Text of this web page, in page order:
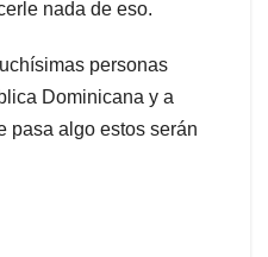
nada de eso.
personas
Dominicana y a
pasa algo estos serán